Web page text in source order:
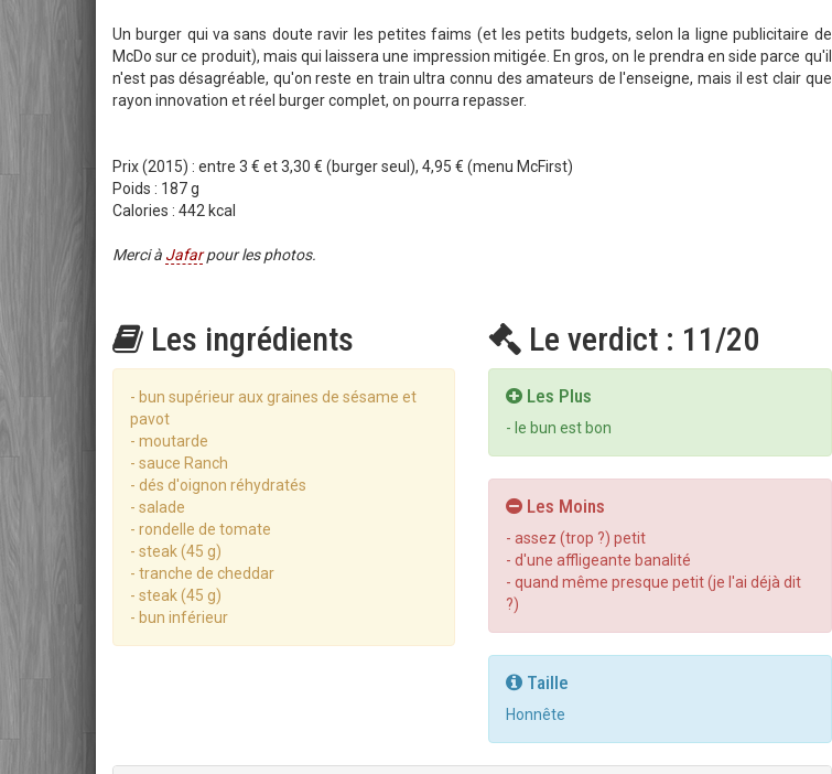
Un burger qui va sans doute ravir les petites faims (et les petits budgets, selon la ligne publicitaire de
McDo sur ce produit), mais qui laissera une impression mitigée. En gros, on le prendra en side parce qu'il
n'est pas désagréable, qu'on reste en train ultra connu des amateurs de l'enseigne, mais il est clair que
rayon innovation et réel burger complet, on pourra repasser.
Prix (2015) : entre 3 € et 3,30 € (burger seul), 4,95 € (menu McFirst)
Poids : 187 g
Calories : 442 kcal
Merci à Jafarpour les photos.
Les ingrédients
- bun supérieur aux graines de sésame et
pavot
- moutarde
- sauce Ranch
- dés d'oignon réhydratés
- salade
- rondelle de tomate
- steak (45 g)
- tranche de cheddar
- steak (45 g)
- bun inférieur
Le verdict : 11/20
Les Plus
- le bun est bon
Les Moins
- assez (trop ?) petit
- d'une affligeante banalité
- quand même presque petit (je l'ai déjà dit
?)
Taille
Honnête